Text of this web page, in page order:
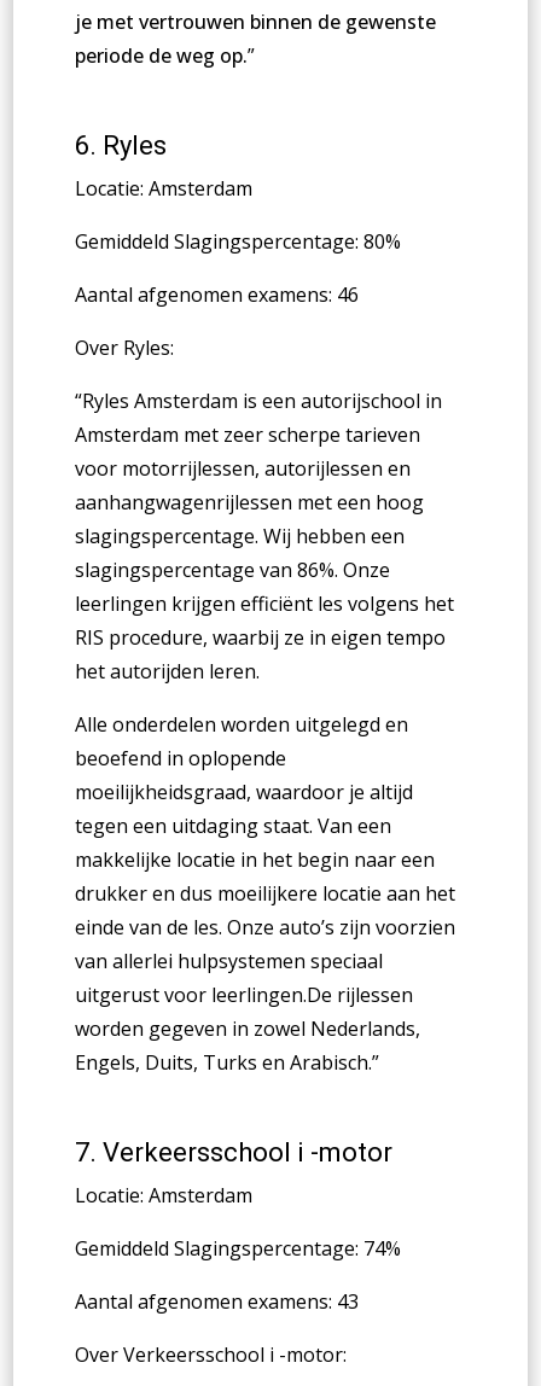
je met vertrouwen binnen de gewenste
periode de weg op.”
6. Ryles
Locatie: Amsterdam
Gemiddeld Slagingspercentage: 80%
Aantal afgenomen examens: 46
Over Ryles:
“Ryles Amsterdam is een autorijschool in
Amsterdam met zeer scherpe tarieven
voor motorrijlessen, autorijlessen en
aanhangwagenrijlessen met een hoog
slagingspercentage. Wij hebben een
slagingspercentage van 86%. Onze
leerlingen krijgen efficiënt les volgens het
RIS procedure, waarbij ze in eigen tempo
het autorijden leren.
Alle onderdelen worden uitgelegd en
beoefend in oplopende
moeilijkheidsgraad, waardoor je altijd
tegen een uitdaging staat. Van een
makkelijke locatie in het begin naar een
drukker en dus moeilijkere locatie aan het
einde van de les. Onze auto’s zijn voorzien
van allerlei hulpsystemen speciaal
uitgerust voor leerlingen.De rijlessen
worden gegeven in zowel Nederlands,
Engels, Duits, Turks en Arabisch.”
7. Verkeersschool i -motor
Locatie: Amsterdam
Gemiddeld Slagingspercentage: 74%
Aantal afgenomen examens: 43
Over Verkeersschool i -motor: